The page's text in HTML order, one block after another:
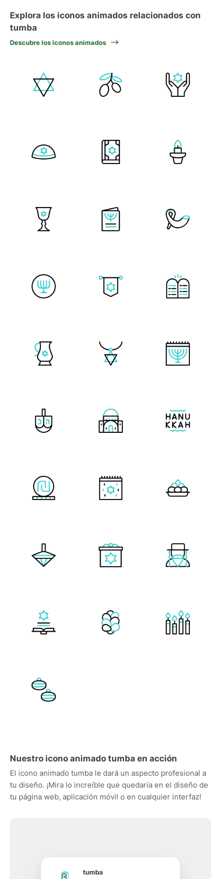
Explora los iconos animados relacionados con
tumba
Descubre los iconos animados
Nuestro icono animado tumba en acción
El icono animado tumba le dará un aspecto profesional a
tu diseño. ¡Mira lo increíble que quedaría en el diseño de
tu página web, aplicación móvil o en cualquier interfaz!
tumba